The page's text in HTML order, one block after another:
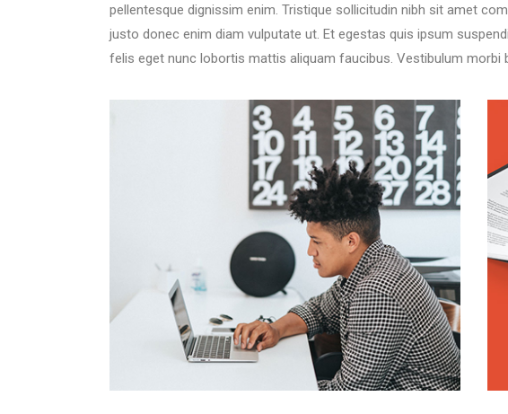
pellentesque dignissim enim. Tristique sollicitudin nibh sit amet
justo donec enim diam vulputate ut. Et egestas quis ipsum
felis eget nunc lobortis mattis aliquam faucibus. Vestibulum morbi